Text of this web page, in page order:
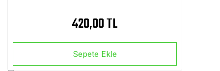
420,00 TL
Sepete Ekle